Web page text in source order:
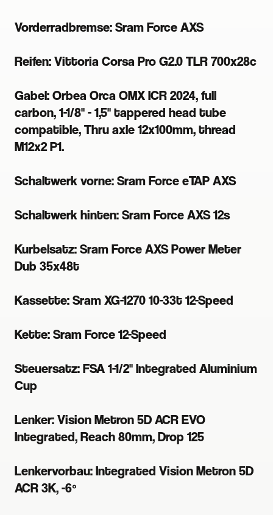
Vorderradbremse: Sram Force AXS
Reifen: Vittoria Corsa Pro G2.0 TLR 700x28c
Gabel: Orbea Orca OMX ICR 2024, full
carbon, 1-1/8" - 1,5" tappered head tube
compatible, Thru axle 12x100mm, thread
M12x2 P1.
Schaltwerk vorne: Sram Force eTAP AXS
Schaltwerk hinten: Sram Force AXS 12s
Kurbelsatz: Sram Force AXS Power Meter
Dub 35x48t
Kassette: Sram XG-1270 10-33t 12-Speed
Kette: Sram Force 12-Speed
Steuersatz: FSA 1-1/2" Integrated Aluminium
Cup
Lenker: Vision Metron 5D ACR EVO
Integrated, Reach 80mm, Drop 125
Lenkervorbau: Integrated Vision Metron 5D
ACR 3K, -6º